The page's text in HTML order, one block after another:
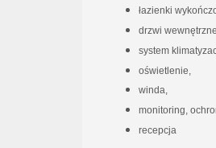
łazienki
drzwi
system
oświetlenie,
winda,
monitoring,
recepcja